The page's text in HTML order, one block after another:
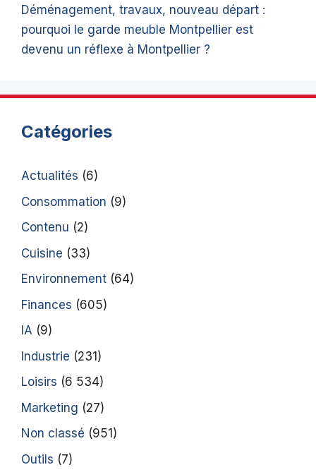
Déménagement, travaux, nouveau départ :
pourquoi le garde meuble Montpellier est
devenu un réflexe à Montpellier ?
Catégories
Actualités (6)
Consommation (9)
Contenu (2)
Cuisine (33)
Environnement (64)
Finances (605)
IA (9)
Industrie (231)
Loisirs (6 534)
Marketing (27)
Non classé (951)
Outils (7)